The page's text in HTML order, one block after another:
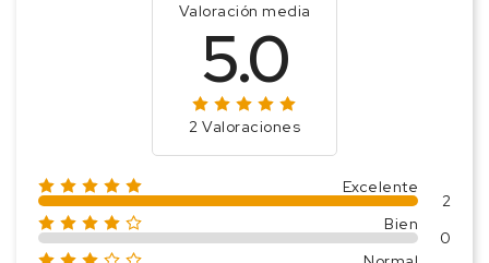
Valoración media
5.0
2 Valoraciones
Excelente
2
Bien
0